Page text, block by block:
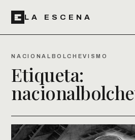
LA ESCENA
NACIONALBOLCHEVISMO
Etiqueta: